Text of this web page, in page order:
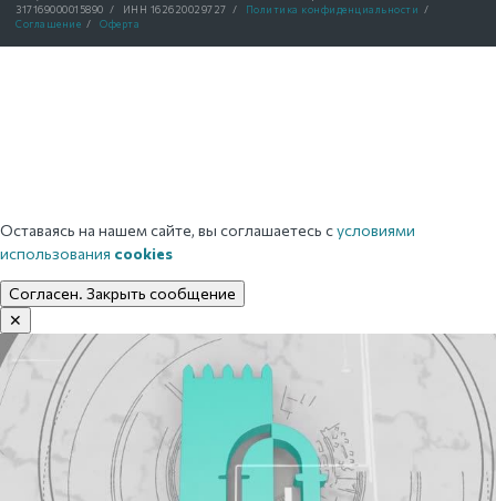
317169000015890
/ ИНН 162620029727 / Политика конфиденциальности
/
Соглашение / Оферта
Оставаясь на нашем сайте, вы соглашаетесь сусловиями
использования cookies
Согласен. Закрыть сообщение
✕